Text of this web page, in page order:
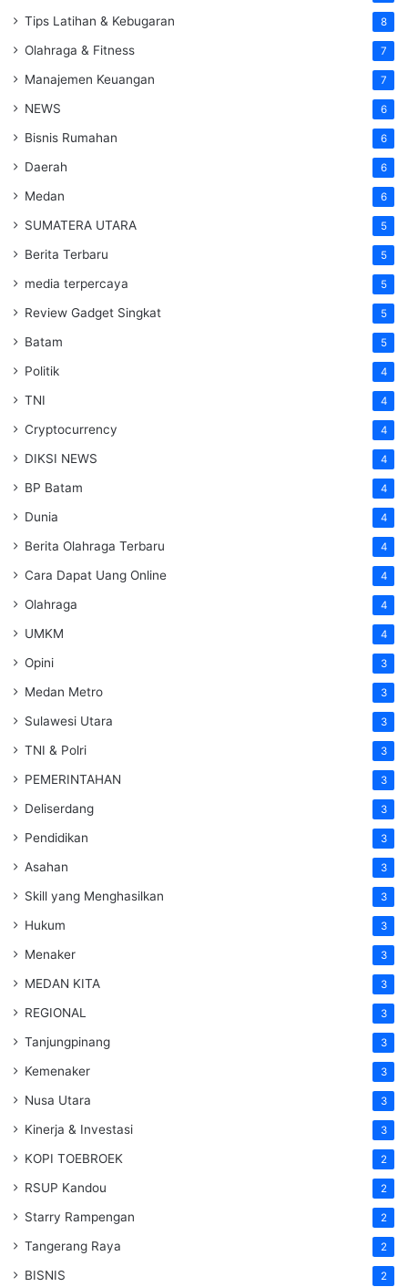
Tips Latihan & Kebugaran 8
Olahraga & Fitness 7
Manajemen Keuangan 7
NEWS 6
Bisnis Rumahan 6
Daerah 6
Medan 6
SUMATERA UTARA 5
Berita Terbaru 5
media terpercaya 5
Review Gadget Singkat 5
Batam 5
Politik 4
TNI 4
Cryptocurrency 4
DIKSI NEWS 4
BP Batam 4
Dunia 4
Berita Olahraga Terbaru 4
Cara Dapat Uang Online 4
Olahraga 4
UMKM 4
Opini 3
Medan Metro 3
Sulawesi Utara 3
TNI & Polri 3
PEMERINTAHAN 3
Deliserdang 3
Pendidikan 3
Asahan 3
Skill yang Menghasilkan 3
Hukum 3
Menaker 3
MEDAN KITA 3
REGIONAL 3
Tanjungpinang 3
Kemenaker 3
Nusa Utara 3
Kinerja & Investasi 3
KOPI TOEBROEK 2
RSUP Kandou 2
Starry Rampengan 2
Tangerang Raya 2
BISNIS 2